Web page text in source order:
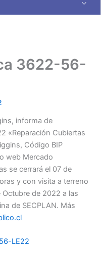
3622-56-
informa de
«Reparación Cubiertas
Código BIP
web Mercado
se cerrará el 07 de
y con visita a terreno
de 2022 a las
de SECPLAN. Más
LE22